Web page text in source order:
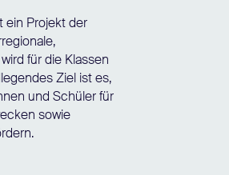
ein Projekt der
für die Klassen
Ziel ist es,
und Schüler für
sowie